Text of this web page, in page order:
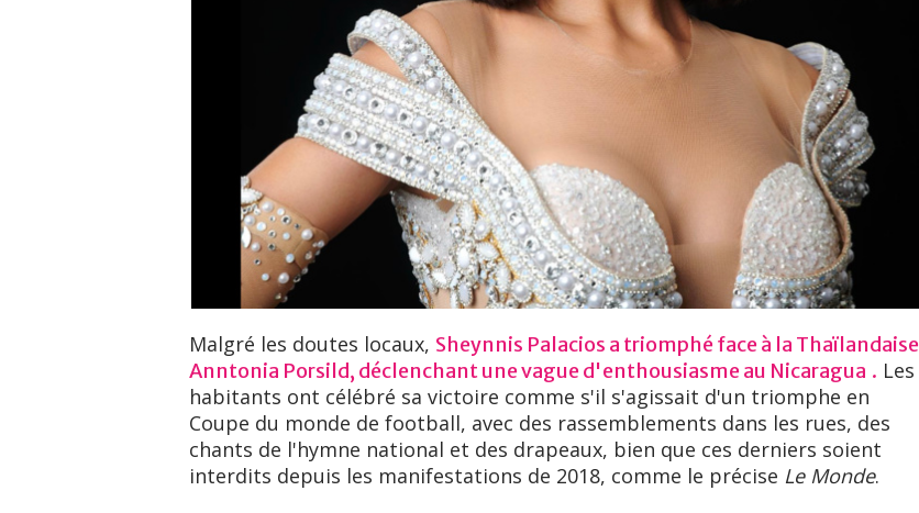
Malgré les doutes locaux, Sheynnis Palacios a triomphé face à la Thaïlandaise
Anntonia Porsild, déclenchant une vague d'enthousiasme au Nicaragua . Les
habitants ont célébré sa victoire comme s'il s'agissait d'un triomphe en
Coupe du monde de football, avec des rassemblements dans les rues, des
chants de l'hymne national et des drapeaux, bien que ces derniers soient
interdits depuis les manifestations de 2018, comme le précise Le Monde.